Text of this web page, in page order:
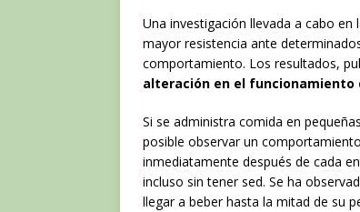
Una investigación llevada a cabo en
mayor resistencia ante
comportamiento. Los resultados,
alteración en el
Si se administra comida en
posible observar un
inmediatamente después de cada
incluso sin tener sed. Se ha
llegar a beber hasta la mitad de su